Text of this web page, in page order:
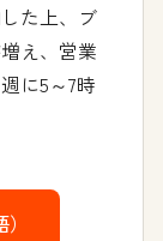
た上、ブ
え、営業
に5～7時